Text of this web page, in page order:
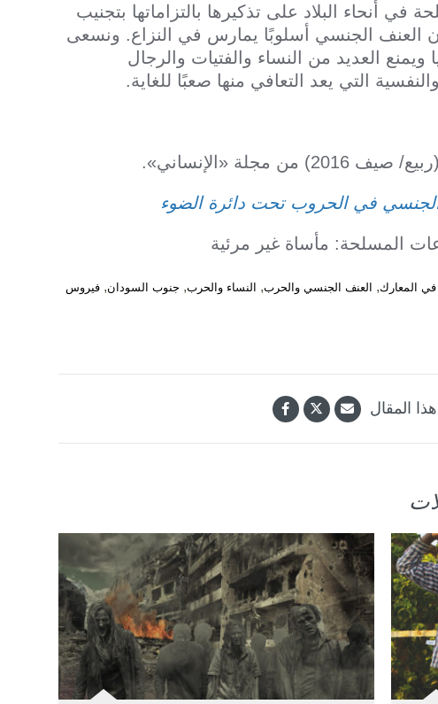
أنحاء البلاد على تذكيرها بالتزاماتها بتجنيب
العنف الجنسي أسلوبًا يمارس في النزاع. ونسعى
العديد من النساء والفتيات والرجال
التي يعد التعافي منها صعبًا للغاية.
المسلحة: مأساة غير مرئية
المعارك, العنف الجنسي والحرب, النساء والحرب, جنوب السودان, فيروس
المقال